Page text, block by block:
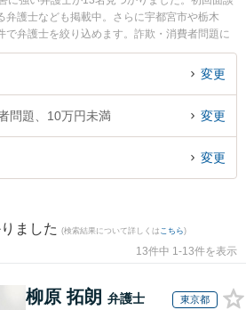
弁護士なども掲載中。さらに宇都宮市や栃木
で弁護士を絞り込めます。詐欺・消費者問題に
FX詐欺等の細かな分野での絞り込み検索もでき
律事務所 宇都宮オフィスの佐藤 北斗弁護士や弁
発生した10万円未満の詐欺被害のトラブルを今
10万円未満の詐欺被害のトラブル解決の実績豊
』『初回相談無料で10万円未満の詐欺被害を法
変更
問題、10万円未満 変更
変更
ました (検索結果について詳しくは こちら)
13件中 1-13件を表示
柳原 拓朗 弁護士 東京都